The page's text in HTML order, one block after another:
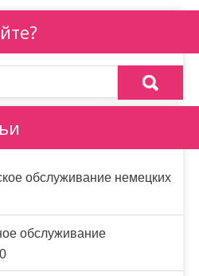
обслуживание немецких
обслуживание